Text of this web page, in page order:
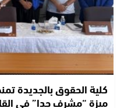
كلية الحقوق بالجديدة
ميزة “مشرف جدا” في